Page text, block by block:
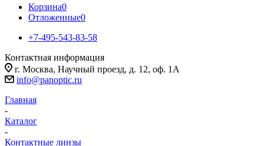
Корзина0
Отложенные0
+7-495-543-83-58
Контактная информация
г. Москва, Научный проезд, д. 12, оф. 1А
info@panoptic.ru
Главная
-
Каталог
-
Контактные линзы